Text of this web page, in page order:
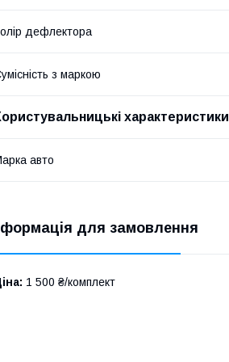
дефлектора
з маркою
характеристики
авто
для замовлення
1 500 ₴/комплект